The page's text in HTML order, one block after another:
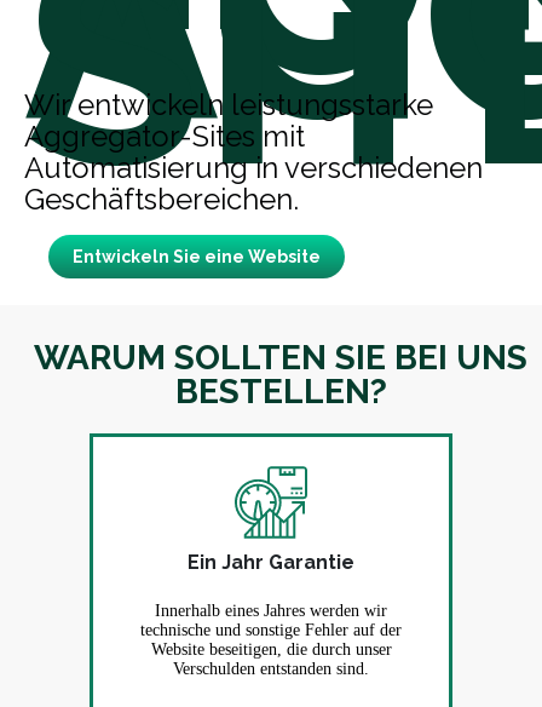
Wir entwickeln leistungsstarke
Aggregator-Sites mit
Automatisierung in verschiedenen
Geschäftsbereichen.
Entwickeln Sie eine Website
WARUM SOLLTEN SIE BEI UNS
BESTELLEN?
Ein Jahr Garantie
Innerhalb eines Jahres werden wir
technische und sonstige Fehler auf der
Website beseitigen, die durch unser
Verschulden entstanden sind.